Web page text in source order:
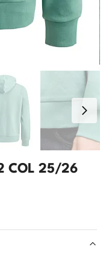
COL 25/26